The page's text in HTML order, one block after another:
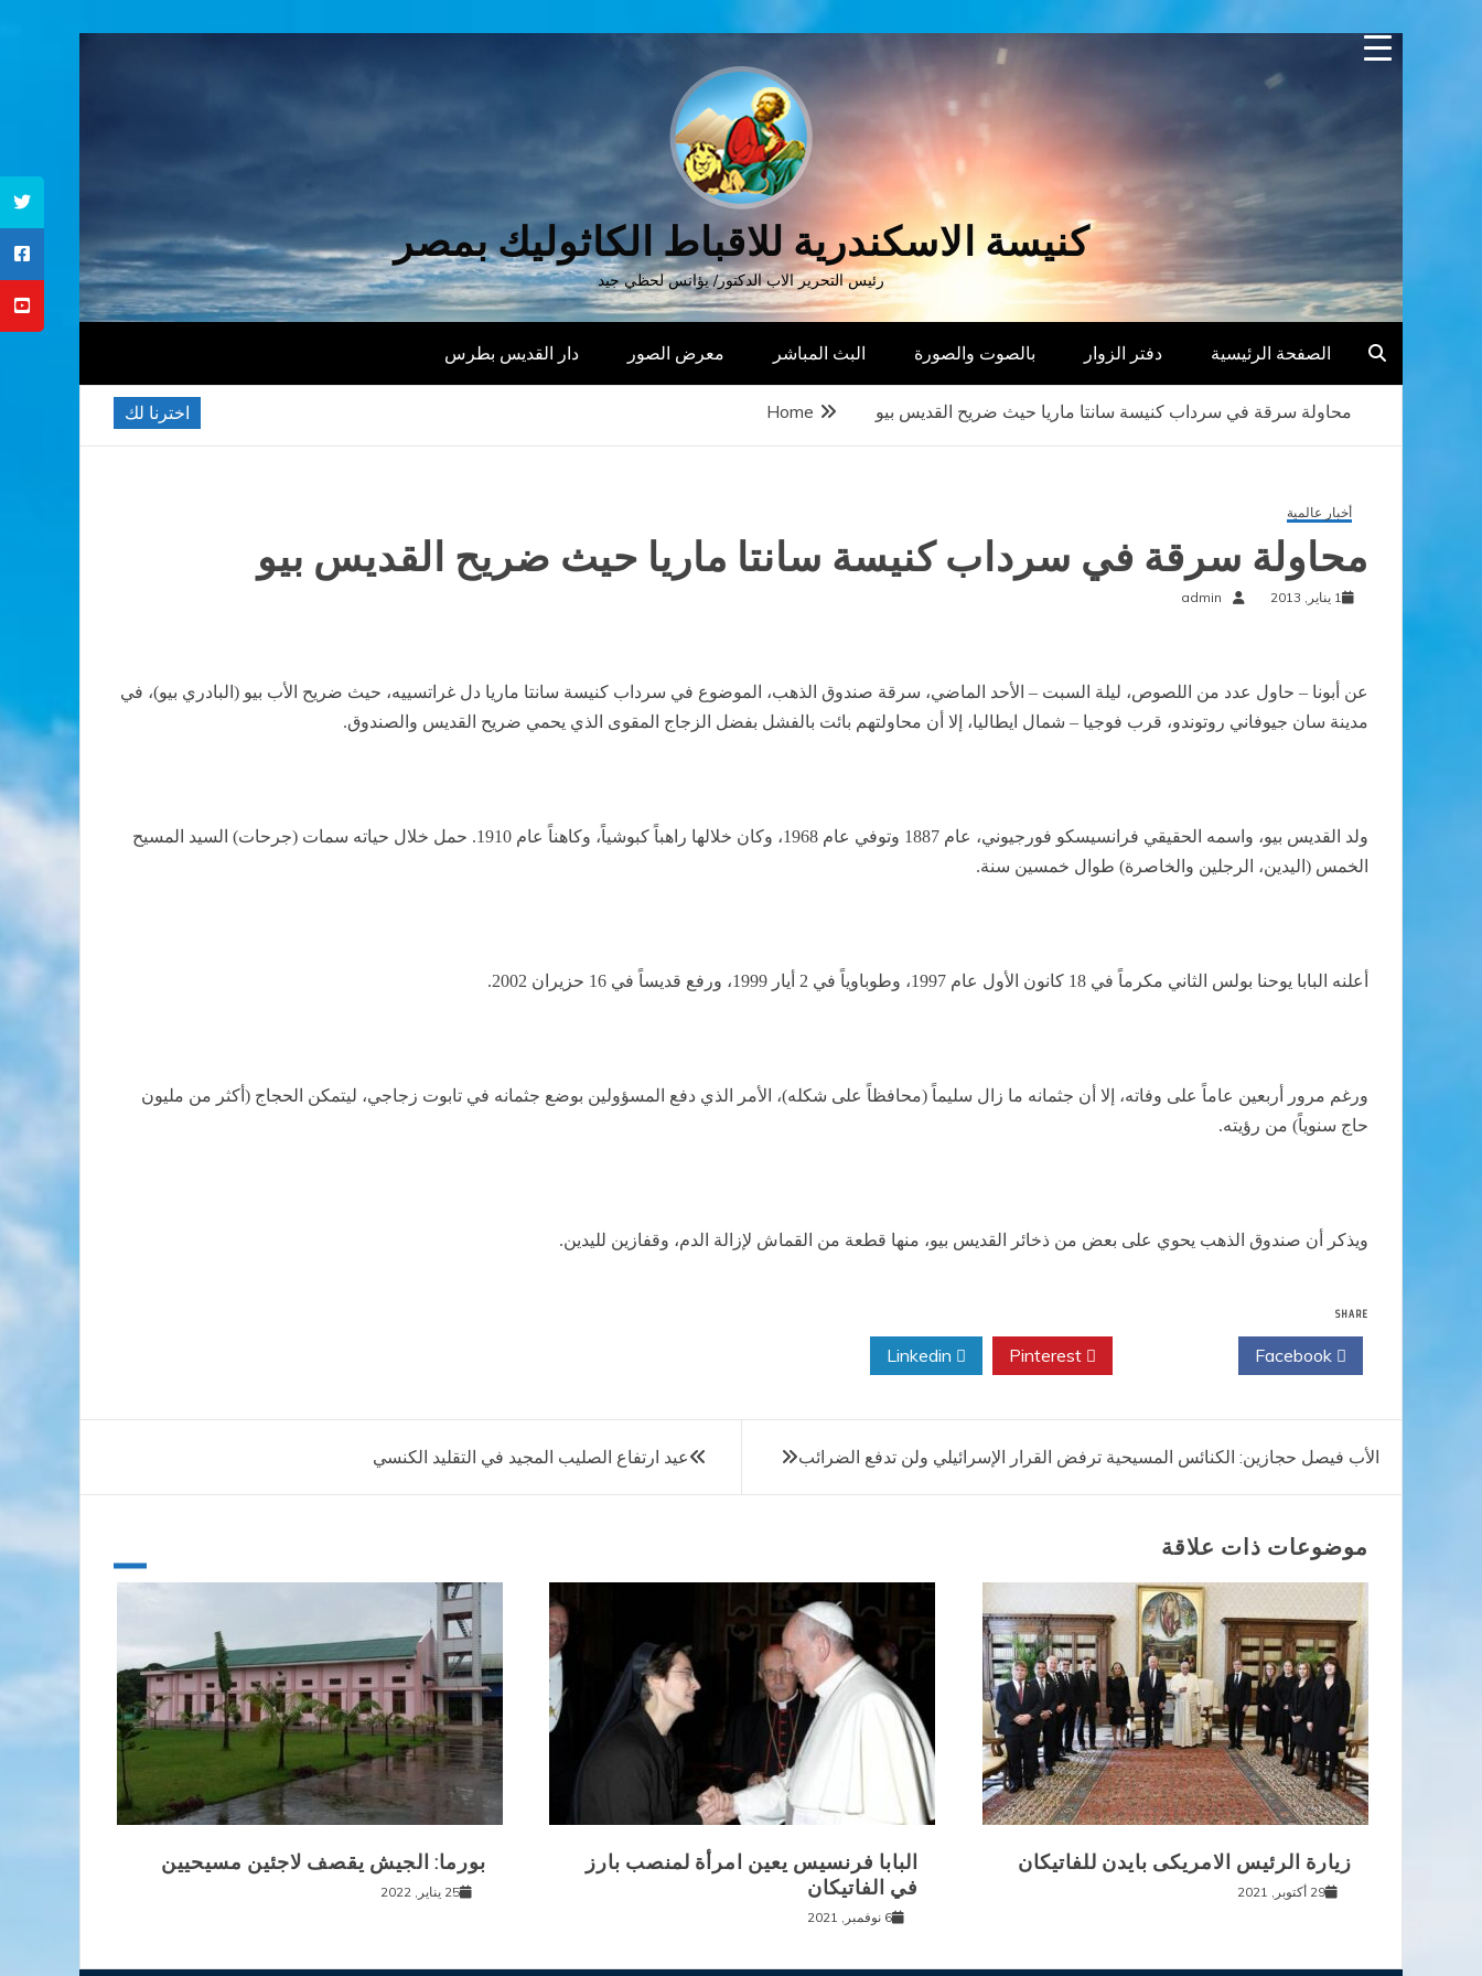
Skip
كنيسة الاسكندرية للاقباط الكاثوليك بمصر
رئيس التحرير الاب الدكتور/ يؤانس لحظي جيد
الصفحة الرئيسية دفتر الزوار بالصوت والصورة البث المباشر معرض الصور دار القديس بطرس
اخترنا لك Home محاولة سرقة في سرداب كنيسة سانتا ماريا حيث ضريح القديس بيو
أخبار عالمية
محاولة سرقة في سرداب كنيسة سانتا ماريا حيث ضريح القديس بيو
1 يناير, 2013 admin
عن أبونا – حاول عدد من اللصوص، ليلة السبت – الأحد الماضي، سرقة صندوق الذهب، الموضوع في سرداب كنيسة سانتا ماريا دل غراتسييه، حيث ضريح الأب بيو (البادري بيو)، في
مدينة سان جيوفاني روتوندو، قرب فوجيا – شمال ايطاليا، إلا أن محاولتهم بائت بالفشل بفضل الزجاج المقوى الذي يحمي ضريح القديس والصندوق.
ولد القديس بيو، واسمه الحقيقي فرانسيسكو فورجيوني، عام 1887 وتوفي عام 1968، وكان خلالها راهباً كبوشياً، وكاهناً عام 1910. حمل خلال حياته سمات (جرحات) السيد المسيح
الخمس (اليدين، الرجلين والخاصرة) طوال خمسين سنة.
أعلنه البابا يوحنا بولس الثاني مكرماً في 18 كانون الأول عام 1997، وطوباوياً في 2 أيار 1999، ورفع قديساً في 16 حزيران 2002.
ورغم مرور أربعين عاماً على وفاته، إلا أن جثمانه ما زال سليماً (محافظاً على شكله)، الأمر الذي دفع المسؤولين بوضع جثمانه في تابوت زجاجي، ليتمكن الحجاج (أكثر من مليون
حاج سنوياً) من رؤيته.
ويذكر أن صندوق الذهب يحوي على بعض من ذخائر القديس بيو، منها قطعة من القماش لإزالة الدم، وقفازين لليدين.
SHARE
تصفّح
المقالات
عيد ارتفاع الصليب المجيد في التقليد الكنسي الأب فيصل حجازين: الكنائس المسيحية ترفض القرار الإسرائيلي ولن تدفع الضرائب
موضوعات ذات علاقة
بورما: الجيش يقصف لاجئين مسيحيين
25 يناير, 2022
البابا فرنسيس يعين امرأة لمنصب بارز
في الفاتيكان
6 نوفمبر, 2021
زيارة الرئيس الامريكى بايدن للفاتيكان
29 أكتوبر, 2021